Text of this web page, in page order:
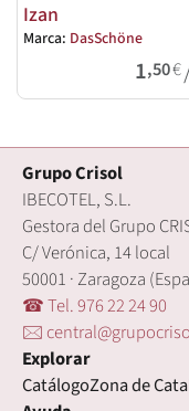
Izan
Marca: DasSchöne
1,50€
Grupo Crisol
IBECOTEL, S.L.
Gestora del Grupo
C/ Verónica, 14 local
50001 · Zaragoza
☎ Tel. 976 22 24 90
🖂
Explorar
CatálogoZona de Cata